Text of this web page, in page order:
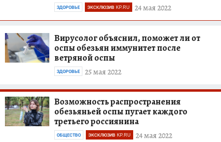
24 мая 2022
ЗДОРОВЬЕ ЭКСКЛЮЗИВ KP.RU
Вирусолог объяснил, поможет ли от
оспы обезьян иммунитет после
ветряной оспы
25 мая 2022
ЗДОРОВЬЕ
Возможность распространения
обезьяньей оспы пугает каждого
третьего россиянина
24 мая 2022
ОБЩЕСТВО ЭКСКЛЮЗИВ KP.RU